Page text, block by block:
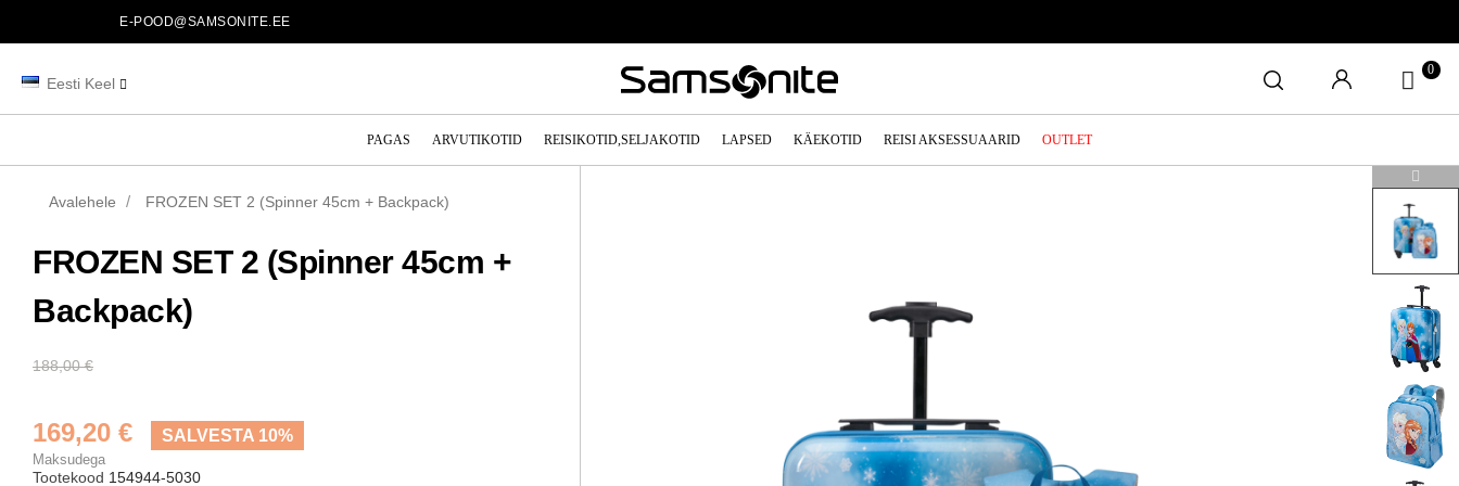
E-POOD@SAMSONITE.EE
Eesti Keel
0
PAGAS ARVUTIKOTID REISIKOTID,SELJAKOTID LAPSED KÄEKOTID REISI AKSESSUAARID OUTLET
Avalehele FROZEN SET 2 (Spinner 45cm + Backpack)
FROZEN SET 2 (Spinner 45cm +
Backpack)
188,00 €
169,20 € SALVESTA 10%
Maksudega
Tootekood 154944-5030